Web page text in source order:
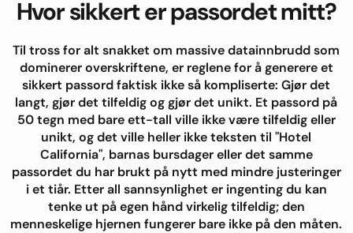
Hvor sikkert er passordet mitt?
Til tross for alt snakket om massive datainnbrudd som
dominerer overskriftene, er reglene for å generere et
sikkert passord faktisk ikke så kompliserte: Gjør det
langt, gjør det tilfeldig og gjør det unikt. Et passord på
50 tegn med bare ett-tall ville ikke være tilfeldig eller
unikt, og det ville heller ikke teksten til "Hotel
California", barnas bursdager eller det samme
passordet du har brukt på nytt med mindre justeringer
i et tiår. Etter all sannsynlighet er ingenting du kan
tenke ut på egen hånd virkelig tilfeldig; den
menneskelige hjernen fungerer bare ikke på den måten.